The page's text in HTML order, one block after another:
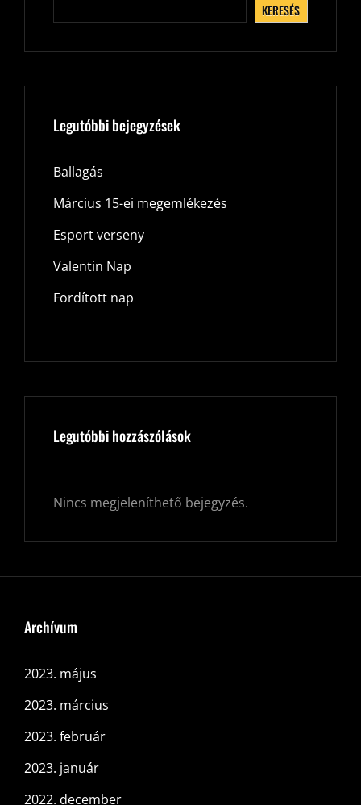
KERESÉS
Legutóbbi bejegyzések
Ballagás
Március 15-ei megemlékezés
Esport verseny
Valentin Nap
Fordított nap
Legutóbbi hozzászólások
Nincs megjeleníthető bejegyzés.
Archívum
2023. május
2023. március
2023. február
2023. január
2022. december